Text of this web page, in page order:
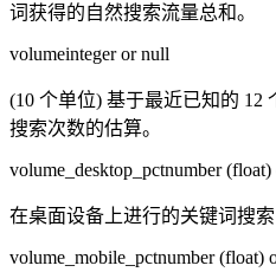
词获得的自然搜索流量总和。
volumeinteger or null
(10 个单位) 基于最近已知的 12
搜索次数的估算。
volume_desktop_pctnumber (float)
在桌面设备上进行的关键词搜索
volume_mobile_pctnumber (float)